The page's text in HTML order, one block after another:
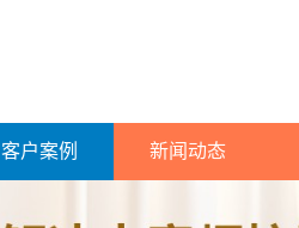
客户案例 新闻动态